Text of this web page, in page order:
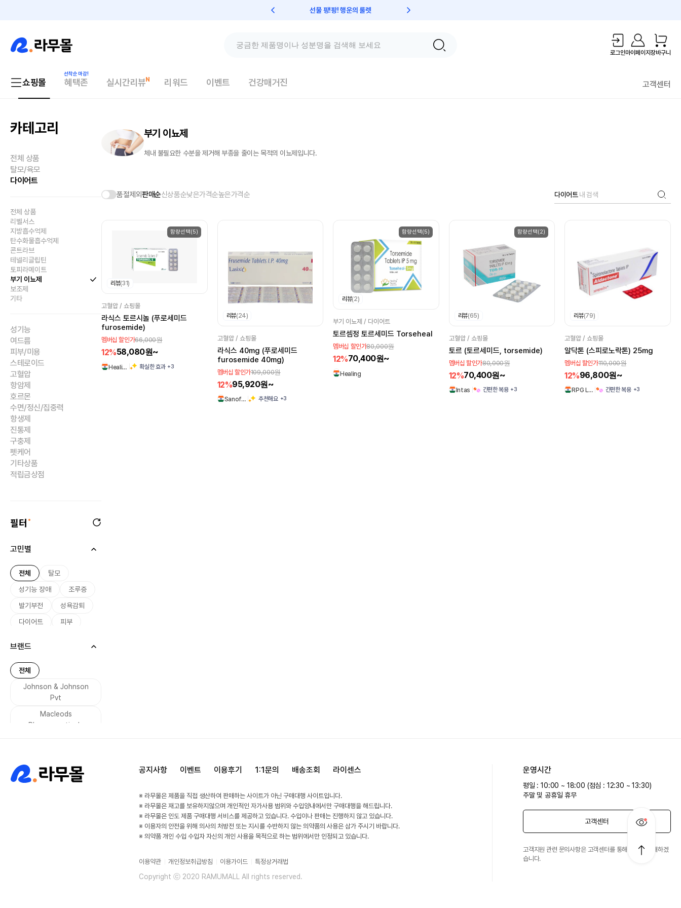
선물 팡!팡! 행운의 룰렛
로그인마이페이지장바구니
쇼핑몰 혜택존 실시간리뷰 리워드 이벤트 건강매거진 고객센터
카테고리
전체 상품
탈모/육모
다이어트
전체 상품
리벨서스
지방흡수억제
탄수화물흡수억제
콘트라브
테넬리글립틴
토피라메이트
부기 이뇨제
보조제
기타
성기능
여드름
피부/미용
스테로이드
고혈압
항암제
호르몬
수면/정신/집중력
항생제
진통제
구충제
펫케어
기타상품
적립금상점
필터
고민별
전체
탈모
성기능 장애
조루증
발기부전
성욕감퇴
다이어트
피부
여성 호르몬
남성 호르몬
무좀
기생충 감염
금연
구토
집중력
감기
알레르기
브랜드
전체
Johnson & Johnson
Pvt
Macleods
Pharmaceuticals
Dharam Distributors
부기 이뇨제
체내 불필요한 수분을 제거해 부종을 줄이는 목적의 이뇨제입니다.
품절제외판매순신상품순낮은가격순높은가격순 다이어트 내 검색
함량선택(5)
리뷰(31)
고혈압 / 쇼핑몰
라식스 토르시놀 (푸로세미드
furosemide)
멤버십 할인가66,000원
12%58,080원~
Heali… 확실한 효과 +3
리뷰(24)
고혈압 / 쇼핑몰
라식스 40mg (푸로세미드
furosemide 40mg)
멤버십 할인가109,000원
12%95,920원~
Sanof… 추천해요 +3
함량선택(5)
리뷰(2)
부기 이뇨제 / 다이어트
토르셈정 토르세미드 Torseheal
멤버십 할인가80,000원
12%70,400원~
Healing
함량선택(2)
리뷰(65)
고혈압 / 쇼핑몰
토르 (토르세미드, torsemide)
멤버십 할인가80,000원
12%70,400원~
Intas 간편한 복용 +3
리뷰(79)
고혈압 / 쇼핑몰
알닥톤 (스피로노락톤) 25mg
멤버십 할인가110,000원
12%96,800원~
RPG L… 간편한 복용 +3
공지사항 이벤트 이용후기 1:1문의 배송조회 라이센스
※ 라무몰은 제품을 직접 생산하여 판매하는 사이트가 아닌 구매대행 사이트입니다.
※ 라무몰은 재고를 보유하지않으며 개인적인 자가사용 범위와 수입양내에서만 구매대행을 해드립니다.
※ 라무몰은 인도 제품 구매대행 서비스를 제공하고 있습니다. 수입이나 판매는 진행하지 않고 있습니다.
※ 이용자의 안전을 위해 의사의 처방전 또는 지시를 수반하지 않는 의약품의 사용은 삼가 주시기 바랍니다.
※ 의약품 개인 수입 수입자 자신의 개인 사용을 목적으로 하는 범위에서만 인정되고 있습니다.
이용약관 개인정보취급방침 이용가이드 특정상거래법
Copyright ⓒ 2020 RAMUMALL All rights reserved.
운영시간
평일 : 10:00 ~ 18:00 (점심 : 12:30 ~ 13:30)
주말 및 공휴일 휴무
고객센터
고객지원 관련 문의사항은 고객센터를 통해 친절히 안내하겠
습니다.